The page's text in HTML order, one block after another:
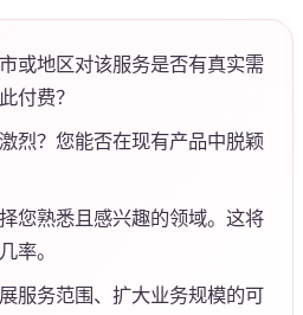
或地区对该服务是否有真实需
付费？
烈？您能否在现有产品中脱颖
您熟悉且感兴趣的领域。这将
率。
服务范围、扩大业务规模的可